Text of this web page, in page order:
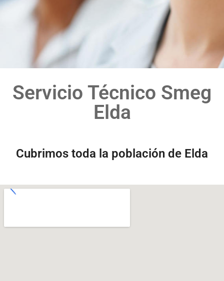
Servicio Técnico Smeg
Elda
Cubrimos toda la población de Elda